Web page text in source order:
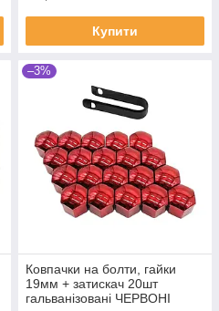
Купити
–3%
Ковпачки на болти, гайки
19мм + затискач 20шт
гальванізовані ЧЕРВОНІ